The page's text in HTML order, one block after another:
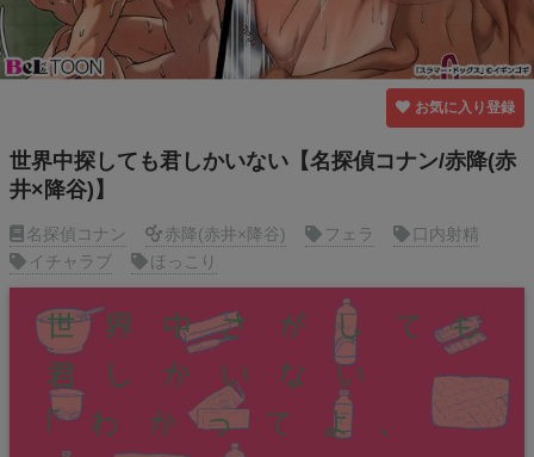
お気に入り登録
世界中探しても君しかいない【名探偵コナン/赤降(赤
井×降谷)】
名探偵コナン 赤降(赤井×降谷) フェラ
口内射精
イチャラブ
ほっこり